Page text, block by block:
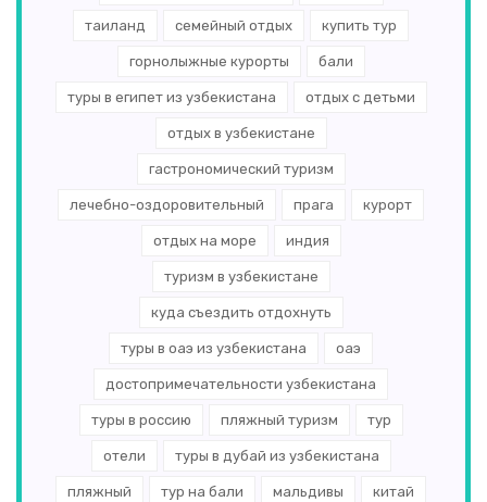
таиланд семейный отдых купить тур
горнолыжные курорты бали
туры в египет из узбекистана отдых с детьми
отдых в узбекистане
гастрономический туризм
лечебно-оздоровительный прага курорт
отдых на море индия
туризм в узбекистане
куда съездить отдохнуть
туры в оаэ из узбекистана оаэ
достопримечательности узбекистана
туры в россию пляжный туризм тур
отели туры в дубай из узбекистана
пляжный тур на бали мальдивы китай